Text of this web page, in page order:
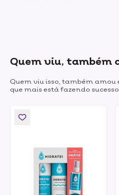
Quem viu, também
Quem viu isso, também amou
que mais está fazendo sucesso.